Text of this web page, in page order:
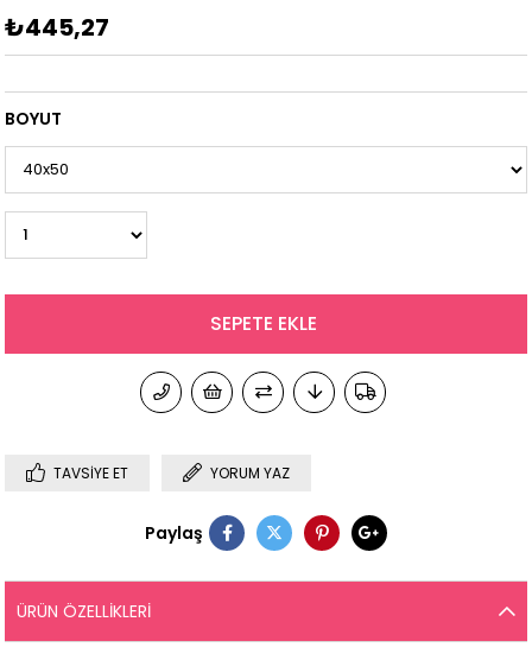
₺445,27
BOYUT
TAVSIYE ET YORUM YAZ
Paylaş
ÜRÜN ÖZELLIKLERI